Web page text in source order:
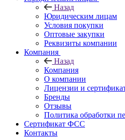
Назад
Юридическим лицам
Условия покупки
Оптовые закупки
Реквизиты компании
Компания
Назад
Компания
О компании
Лицензии и
Бренды
Отзывы
Политика обработки
Сертификат ФСС
Контакты